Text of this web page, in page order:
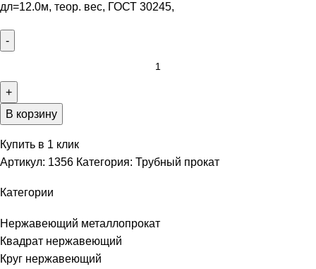
Категории
Нержавеющий металлопрокат
Квадрат нержавеющий
Круг нержавеющий
дл=12.0м, теор. вес, ГОСТ 30245,
В корзину
Купить в 1 клик
Артикул: 1356 Категория: Трубный прокат